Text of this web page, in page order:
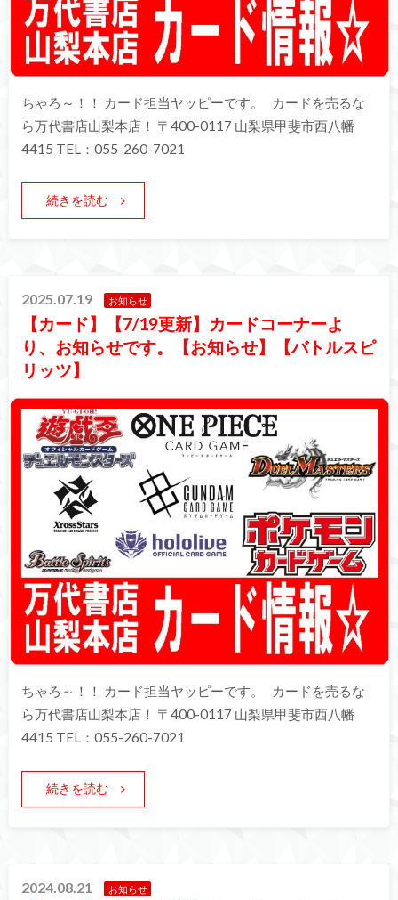
ちゃろ～！！ カード担当ヤッピーです。 カードを売るな
ら万代書店山梨本店！ 〒400-0117 山梨県甲斐市西八幡
4415 TEL：055-260-7021
続きを読む
2025.07.19 お知らせ
【カード】【7/19更新】カードコーナーよ
り、お知らせです。【お知らせ】【バトルスピ
リッツ】
ちゃろ～！！ カード担当ヤッピーです。 カードを売るな
ら万代書店山梨本店！ 〒400-0117 山梨県甲斐市西八幡
4415 TEL：055-260-7021
続きを読む
2024.08.21 お知らせ